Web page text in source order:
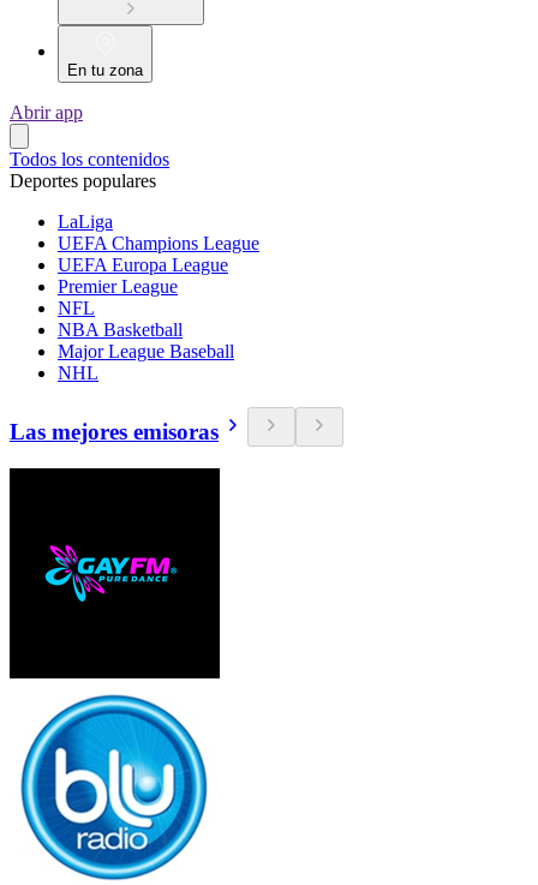
En tu zona
Abrir app
Todos los contenidos
Deportes populares
LaLiga
UEFA Champions League
UEFA Europa League
Premier League
NFL
NBA Basketball
Major League Baseball
NHL
Las mejores emisoras